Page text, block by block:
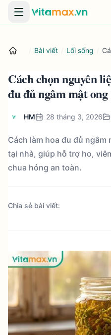
Danh mục
Bài viết Lối sống
Cách chọn nguyên
đu đủ ngâm mật
HM 28 tháng 3, 2026
Cách làm hoa đu đủ ngâm
tại nhà, giúp hỗ trợ ho,
chua hỏng an toàn.
Chia sẻ bài viết: